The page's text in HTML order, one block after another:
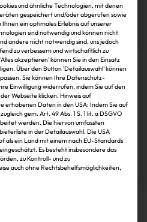
mit Marcel Lähn
des Investmenthauses Feri drei-
Ebene mit Marcel Renné und Dr.
Zum Artikel
und ähnliche Technologien, mit denen
gespeichert und/oder abgerufen sowie
ein optimales Erlebnis auf unserer
sind notwendig und können nicht
andere nicht notwendig sind, uns jedoch
zu verbessern und wirtschaftlich zu
akzeptieren' können Sie in den Einsatz
Über den Button 'Detailauswahl' können
Sie können Ihre Datenschutz-
Einwilligung widerrufen, indem Sie auf den
Webseite klicken. Hinweis auf
erhobenen Daten in den USA: Indem Sie auf
gem. Art. 49 Abs. 1 S. 1 lit. a DSGVO
werden. Die hiervon umfassten
in der Detailauswahl. Die USA
als ein Land mit einem nach EU-Standards
Es besteht insbesondere das
zu Kontroll- und zu
auch ohne Rechtsbehelfsmöglichkeiten,
Gruppen, für die eine